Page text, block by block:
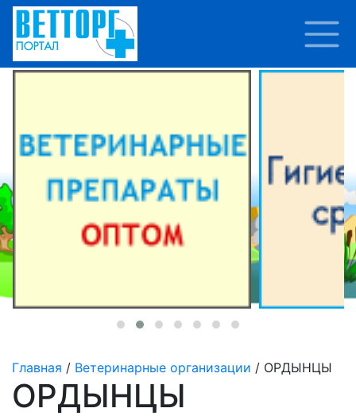
Главная / Ветеринарные организации / ОРДЫНЦЫ
ОРДЫНЦЫ